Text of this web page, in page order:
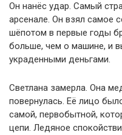
Он нанёс удар. Самый
арсенале. Он взял самое
шёпотом в первые годы
больше, чем о машине, и
украденными деньгами.
Светлана замерла. Она
повернулась. Её лицо
самой, первобытной,
цепи. Ледяное